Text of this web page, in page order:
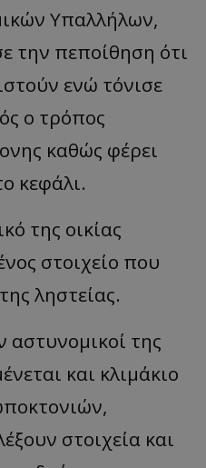
Υπαλλήλων,
την πεποίθηση ότι
ενώ τόνισε
ο τρόπος
καθώς φέρει
κεφάλι.
της οικίας
στοιχείο που
ληστείας.
αστυνομικοί της
και κλιμάκιο
στοιχεία και